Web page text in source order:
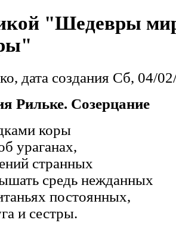
"Шедевры
дата создания Сб, 04/
Рильке. Созерцание
коры
ураганах,
странных
средь нежданных
постоянных,
и сестры.